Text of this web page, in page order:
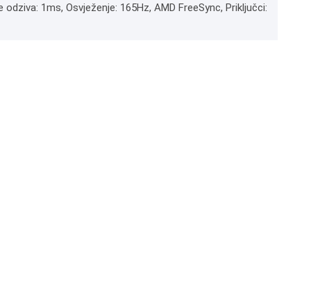
1ms, Osvježenje: 165Hz, AMD FreeSync, Priključci: